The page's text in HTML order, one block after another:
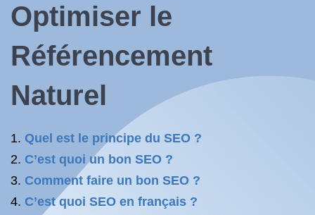
Optimiser le
Référencement
Naturel
Quel est le principe du SEO ?
C’est quoi un bon SEO ?
Comment faire un bon SEO ?
C’est quoi SEO en français ?